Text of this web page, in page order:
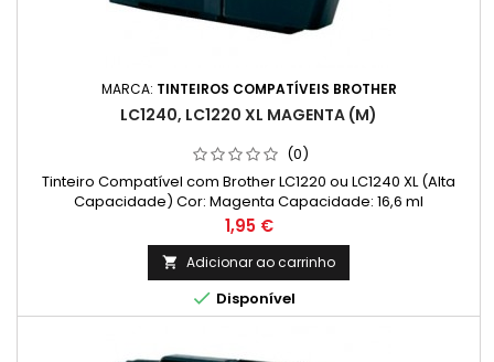
MARCA: TINTEIROS COMPATÍVEIS BROTHER
LC1240, LC1220 XL MAGENTA (M)
(0)
Tinteiro Compatível com Brother LC1220 ou LC1240 XL (Alta
Capacidade) Cor: Magenta Capacidade: 16,6 ml
Preço
1,95 €
 Adicionar ao carrinho
 Disponível